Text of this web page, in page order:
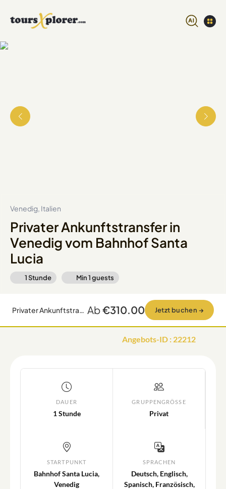
Venedig, Italien
Privater Ankunftstransfer in
Venedig vom Bahnhof Santa
Lucia
1 Stunde Min1guests
Privater Ankunftstransfer in Venedig vom Bahnhof Santa Lucia Ab€310.00 Jetzt buchen →
Angebots-ID : 22212
DAUER
1 Stunde
GRUPPENGRÖSSE
Privat
STARTPUNKT
Bahnhof Santa Lucia,
Venedig
SPRACHEN
Deutsch, Englisch,
Spanisch, Französisch,